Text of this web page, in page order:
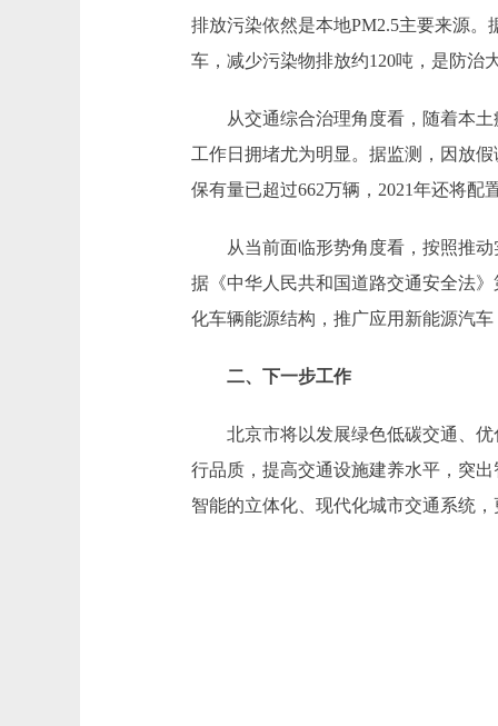
排放污染依然是本地PM2.5主要来源
车，减少污染物排放约120吨，是防治
从交通综合治理角度看，随着本土
工作日拥堵尤为明显。据监测，因放
保有量已超过662万辆，2021年还将配
从当前面临形势角度看，按照推动
据《中华人民共和国道路交通安全法
化车辆能源结构，推广应用新能源汽
二、下一步工作
北京市将以发展绿色低碳交通、优
行品质，提高交通设施建养水平，突
智能的立体化、现代化城市交通系统